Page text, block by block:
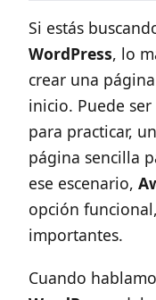
Si estás
WordPress, lo
crear una
inicio. Puede
para practicar,
página sencilla
ese escenario,
opción
importantes.
Cuando